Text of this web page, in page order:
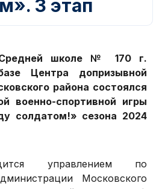
3 этап
школе № 170 г.
Центра допризывной
района состоялся
военно-спортивной игры
солдатом!» сезона 2024
управлением по
Московского